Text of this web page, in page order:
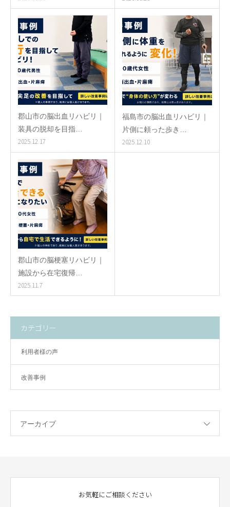
郡山市の脳出血リハビリ｜
装具の脱却を目指…
2025.12.17
福島市の脳出血リハビリ｜
片側に頼った歩き…
2025.12.10
郡山市の脳梗塞リハビリ｜
施設から在宅復帰…
2025.11.7
カテゴリー
利用者様の声
改善事例
アーカイブ
お気軽にご相談ください